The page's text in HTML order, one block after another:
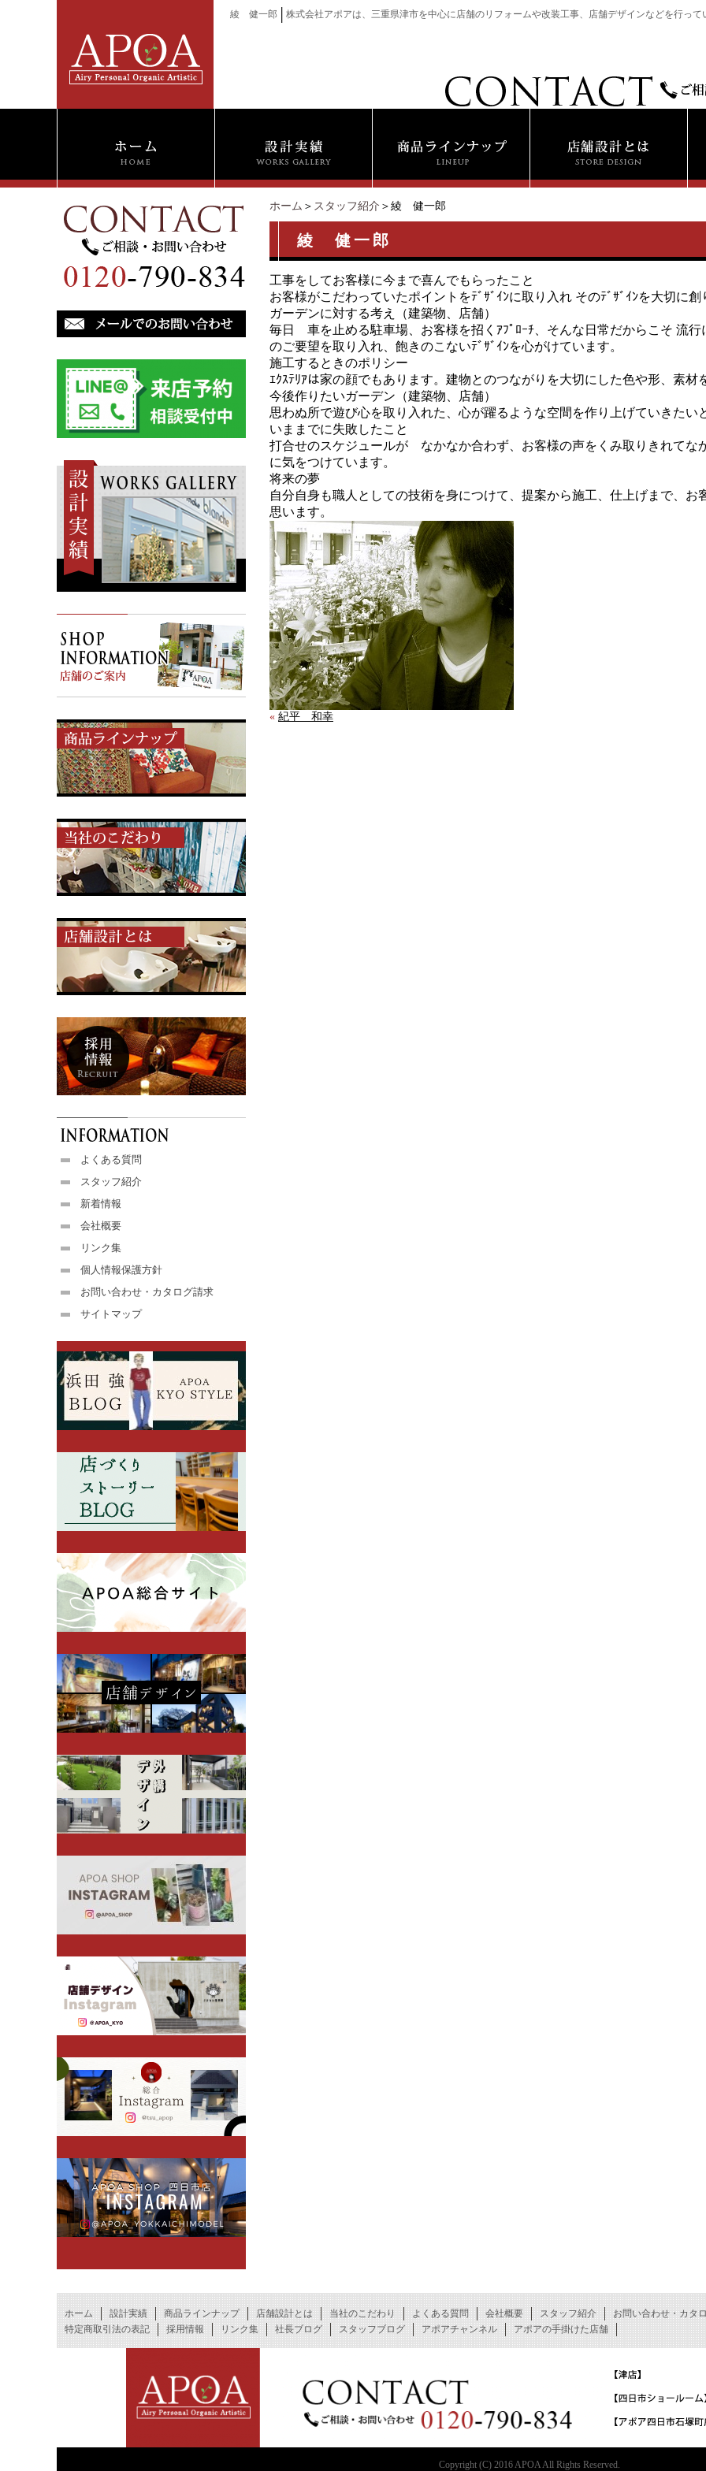
綾 健一郎 株式会社アポアは、三重県津市を中心に店舗のリフォームや改装工事、店舗デザインなどを行って
ホーム ＞ スタッフ紹介 ＞綾 健一郎
綾 健一郎
工事をしてお客様に今まで喜んでもらったこと
お客様がこだわっていたポイントをﾃﾞｻﾞｲﾝに取り入れ そのﾃﾞｻﾞｲﾝを大切
ガーデンに対する考え（建築物、店舗）
毎日 車を止める駐車場、お客様を招くｱﾌﾟﾛｰﾁ、そんな日常だからこそ 流行
のご要望を取り入れ、飽きのこないﾃﾞｻﾞｲﾝを心がけています。
施工するときのポリシー
ｴｸｽﾃﾘｱは家の顔でもあります。建物とのつながりを大切にした色や形、素
今後作りたいガーデン（建築物、店舗）
思わぬ所で遊び心を取り入れた、心が躍るような空間を作り上げていきたい
いままでに失敗したこと
打合せのスケジュールが なかなか合わず、お客様の声をくみ取りきれてな
に気をつけています。
将来の夢
自分自身も職人としての技術を身につけて、提案から施工、仕上げまで、
思います。
« 紀平 和幸
よくある質問
スタッフ紹介
新着情報
会社概要
リンク集
個人情報保護方針
お問い合わせ・カタログ請求
サイトマップ
ホーム 設計実績 商品ラインナップ 店舗設計とは 当社のこだわり よくある質問 会社概要 スタッフ紹介
お問い合わせ・カタ
特定商取引法の表記
採用情報 リンク集 社長ブログ スタッフブログ アポアチャンネル アポアの手掛けた店舗
Copyright (C) 2016 APOA All Rights Reserved.